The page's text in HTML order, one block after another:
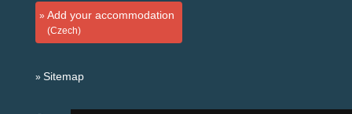
Add your accommodation
(Czech)
Sitemap